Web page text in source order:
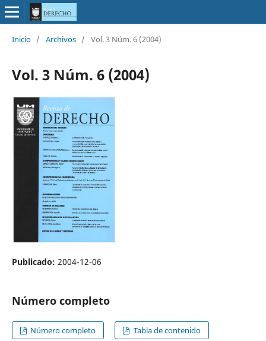
Inicio / Archivos / Vol. 3 Núm. 6 (2004)
Vol. 3 Núm. 6 (2004)
Publicado: 2004-12-06
Número completo
Número completo Tabla de contenido